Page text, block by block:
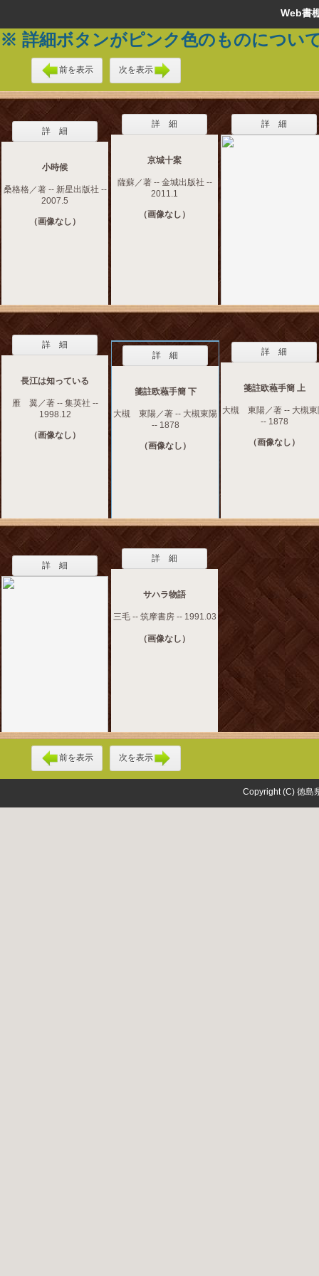
Web
※ 詳細ボタンがピンク色のものについ
前を表示 次を表示
詳 細
小時候
桑格格／著 -- 新星出版社 --
2007.5
（画像なし）
詳 細
京城十案
薩蘇／著 -- 金城出版社 --
2011.1
（画像なし）
詳 細
詳 細
長江は知っている
雁 翼／著 -- 集英社 --
1998.12
（画像なし）
詳 細
箋註欧蘓手簡 下
大槻 東陽／著 -- 大槻東陽
-- 1878
（画像なし）
詳 細
箋註欧蘓手簡 上
大槻 東陽／著 -- 大槻東
-- 1878
（画像なし）
詳 細
詳 細
サハラ物語
三毛 -- 筑摩書房 -- 1991.03
（画像なし）
前を表示 次を表示
Copyright (C) 徳島